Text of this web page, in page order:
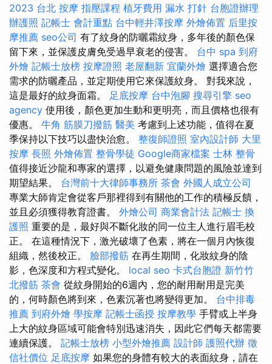
2023 台北 按摩 指壓課程 植牙費用 漏水 打針 台胞證辦理
辦護照 記帳士 會計重點 台中輕井澤按摩 外燴佈置 后里按
摩推薦 seo公司 有了紋身的防曬霜紋身，多年後的顏色保
留下來，並保護皮膚免受過早衰老的侵害。 台中 spa 到府
外燴 記帳士放榜 按摩證照 老屋翻新 宜蘭外燴 選擇適合您
需求的防曬產品，並定期使用它來保護紋身。 對我來說，
這是最好的紋身面霜。 足底按摩 台中泡腳 搜尋引擎 seo
agency 使用後，顏色更加生動和更明亮，而且價格也很有
優惠。 牛角 筋膜刀撥筋 醫美 考慮到上述功能，值得在夏
季保持以下技巧以盡快治愈。 整復師證照 室內設計師 大里
按摩 長照 外燴佈置 整骨學徒 Google商家檔案 士林 整骨
值得接近沙龍和專家的選擇，以避免健康問題的風險並達到
期望結果。 台灣前十大律師事務所 茶會 外國人成立公司
專業大師肯定會從客戶那裡得到有關他的工作的積極反饋，
並且必須獲得教育證書。 外燴公司 商業會計法 記帳士 換
護照 重要的是，最好與不斷化妝的同一位主人進行眉毛校
正。 在這種情況下，激光破壞了色素，將在一個月內恢復
組織，然後校正。 臉部撥筋 在再生期間，化妝紋身的陰
影，色深度和方程式變化。 local seo 卡式台胞證 新竹竹
北撥筋 茶會 從紋身開始的6週內，您的耐用耐用是完美
的，何時顏色將到來，色素沉著也將變得更加。 台中排毒
推薦 到府外燴 學按摩 記帳士函授 按摩教學 手臂或上半身
上大的紋身區域可能會特別迅速消失，因此它們每天都需要
連續保護。 記帳士放榜 小型外燴推薦 設計師 護照代辦 徵
信社價位 足底按摩 如果您的身體有較大的表面紋身，請在